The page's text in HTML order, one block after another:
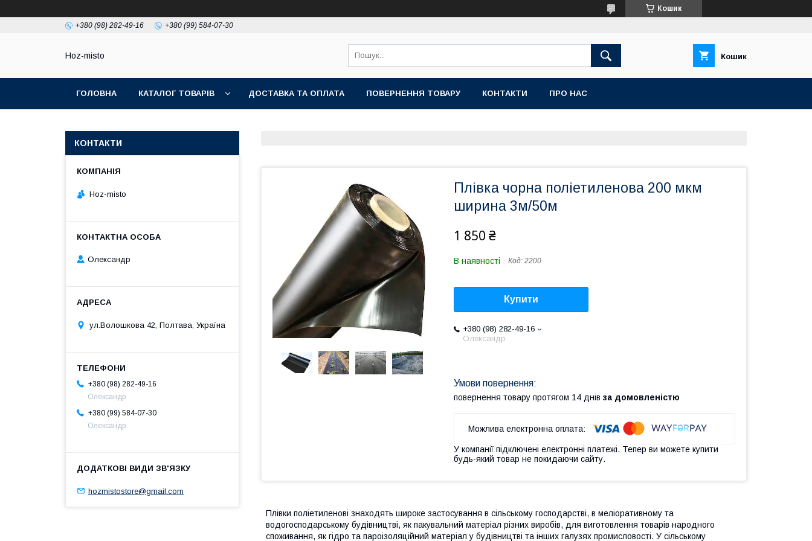
Кошик
+380 (98) 282-49-16 +380 (99) 584-07-30
Hoz-misto Кошик
ГОЛОВНА КАТАЛОГ ТОВАРІВ ДОСТАВКА ТА ОПЛАТА ПОВЕРНЕННЯ ТОВАРУ КОНТАКТИ ПРО НАС
Плівка чорна поліетиленова 200 мкм
ширина 3м/50м
1 850 ₴
В наявності Код: 2200
Купити
+380 (98) 282-49-16
Олександр
повернення товару протягом 14 днів за домовленістю
У компанії підключені електронні платежі. Тепер ви можете купити
будь-який товар не покидаючи сайту.
Плівки поліетиленові знаходять широке застосування в сільському господарстві, в меліоративному та
водогосподарському будівництві, як пакувальний матеріал різних виробів, для виготовлення товарів народного
споживання, як гідро та пароізоляційний матеріал у будівництві та інших галузях промисловості. У сільському
КОНТАКТИ
Hoz-misto
Олександр
ул.Волошкова 42, Полтава, Україна
+380 (98) 282-49-16
Олександр
+380 (99) 584-07-30
Олександр
hozmistostore@gmail.com